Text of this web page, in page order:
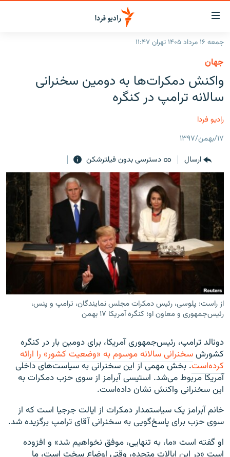
لینک‌های
قابلیت
دسترسی
بازگشت
منوی
اصلی
رفتن
به
صفحه
ایران
جهان
فرکانس‌ها
پادکست
چندرسانه‌ای
گزارش‌های تصویری
گزارش‌های ویدئویی
زنان فردا
English
به ما بپیوندید
زبان‌های دیگر
جمعه ۱۶ مرداد ۱۴۰۵ تهران ۱۱:۴۷
جهان
واکنش دمکرات‌ها به دومین سخنرانی
سالانه ترامپ در کنگره
رادیو فردا
۱۷/بهمن/۱۳۹۷
ارسال
دسترسی بدون فیلترشکن
از راست: پلوسی، رئیس دمکرات مجلس نمایندگان، ترامپ و پنس،
رئیس‌جمهوری و معاون او؛ کنگره آمریکا ۱۷ بهمن
دونالد ترامپ، رئیس‌جمهوری آمریکا، برای دومین بار در کنگره
کشورشسخنرانی سالانه موسوم به «وضعیت کشور» را ارائه
کرده‌است. بخش مهمی از این سخنرانی به سیاست‌های داخلی
آمریکا مربوط می‌شد. استیسی آبرامز از سوی حزب دمکرات به
این سخنرانی واکنش نشان داده‌است.
خانم آبرامز یک سیاستمدار دمکرات از ایالت جرجیا است که از
سوی حزب برای پاسخ‌گویی به سخنرانی آقای ترامپ برگزیده شد.
او گفته است «ما، به تنهایی، موفق نخواهیم شد» و افزوده